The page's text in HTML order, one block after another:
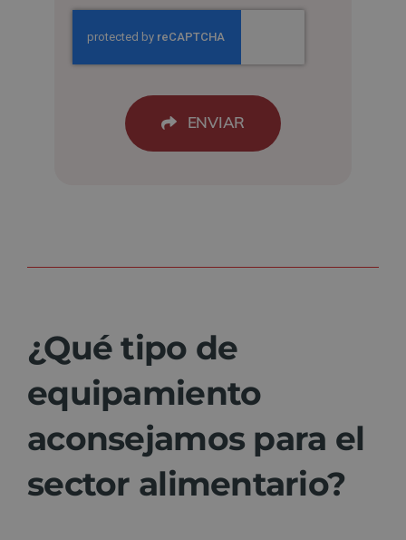
ENVIAR
¿Qué tipo de
equipamiento
aconsejamos para el
sector alimentario?